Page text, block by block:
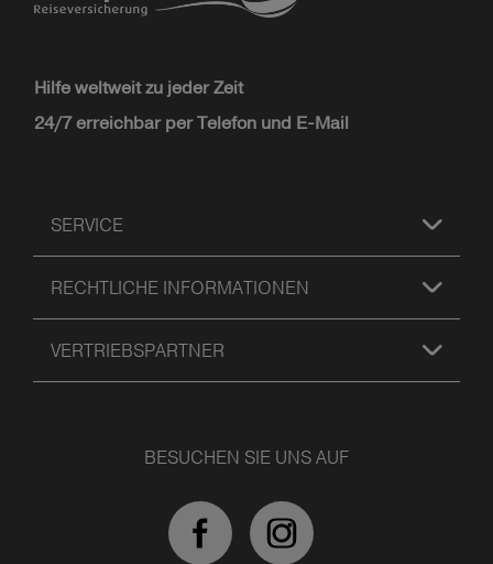
Hilfe weltweit zu jeder Zeit
24/7 erreichbar per Telefon und E-Mail
SERVICE
RECHTLICHE INFORMATIONEN
VERTRIEBSPARTNER
BESUCHEN SIE UNS AUF